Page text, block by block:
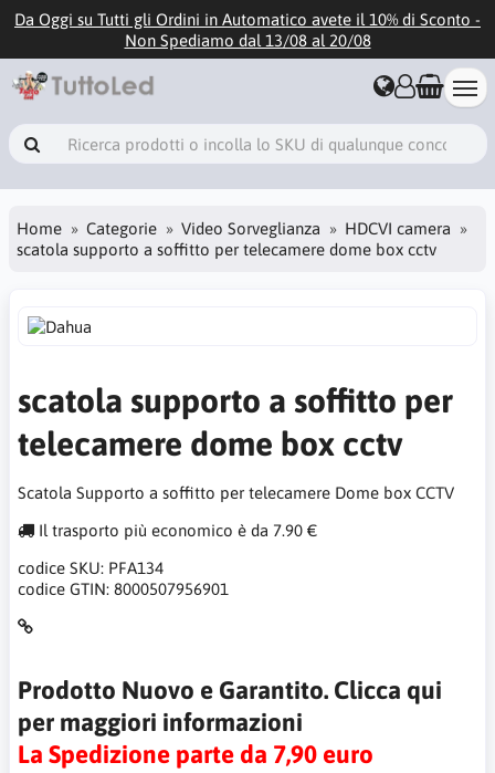
Da Oggi su Tutti gli Ordini in Automatico avete il 10% di Sconto -
Non Spediamo dal 13/08 al 20/08
Home Categorie Video Sorveglianza
HDCVI camera
scatola supporto a soffitto per telecamere dome box cctv
scatola supporto a soffitto per
telecamere dome box cctv
Scatola Supporto a soffitto per telecamere Dome box CCTV
Il trasporto più economico è da 7.90 €
codice SKU: PFA134
codice GTIN: 8000507956901
Prodotto Nuovo e Garantito. Clicca qui
per maggiori informazioni
La Spedizione parte da 7,90 euro